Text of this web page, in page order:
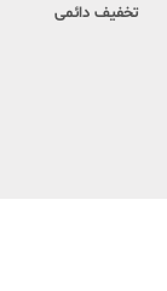
تخفیف دائمی